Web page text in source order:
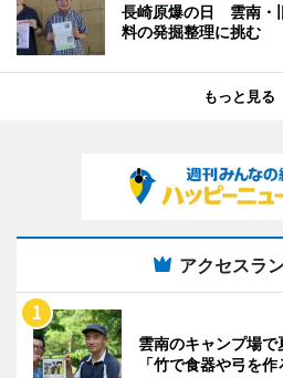
長崎原爆の日 雲南・
料の発掘整理に挑む
もっと見る
アクセスラ
雲南のキャンプ場
「竹で食器や弓を作